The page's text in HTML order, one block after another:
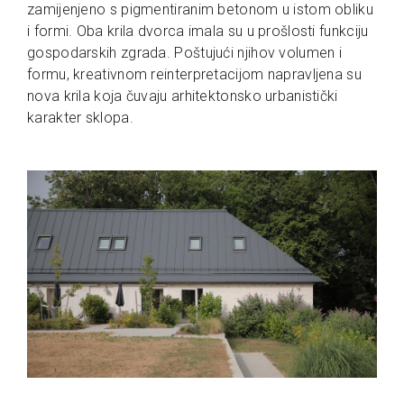
zamijenjeno s pigmentiranim betonom u istom obliku
i formi. Oba krila dvorca imala su u prošlosti funkciju
gospodarskih zgrada. Poštujući njihov volumen i
formu, kreativnom reinterpretacijom napravljena su
nova krila koja čuvaju arhitektonsko urbanistički
karakter sklopa.